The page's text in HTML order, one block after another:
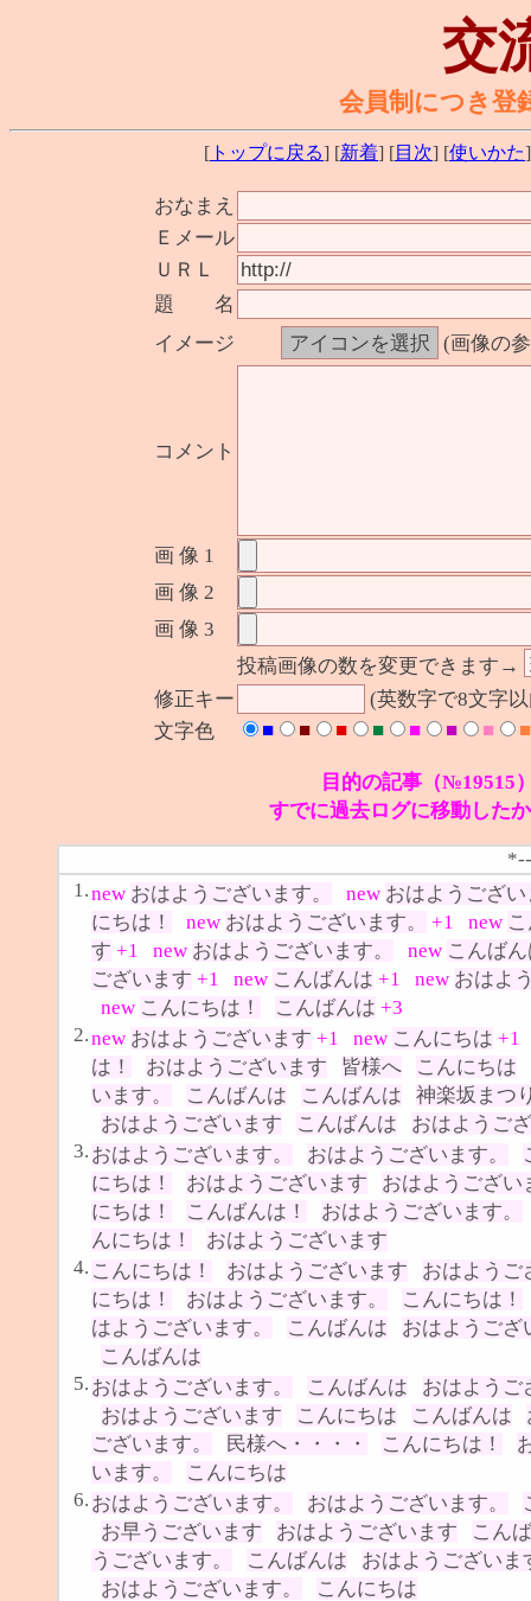
交
会員制につき登
[ トップに戻る] [新着] [目次] [使いかた
おなまえ
Ｅメール
ＵＲＬ
題 名
イメージ
(画像の
コメント
画 像 1
画 像 2
画 像 3
投稿画像の数を変更できます→
修正キー
(英数字で8文字
文字色
■ ■ ■ ■ ■ ■ ■ ■
目的の記事（№19515
すでに過去ログに移動した
1.new おはようございます。 new おはようござ
にちは！
new おはようございます。 +1 new
す +1 new おはようございます。 new こんば
ございます +1 new こんばんは +1 new おはよ
new こんにちは！ こんばんは +3
2.new おはようございます +1 new こんにちは +1
は！
おはようございます 皆様へ
こんにちは
います。
こんばんは こんばんは
神楽坂まつ
おはようございます
こんばんは
おはようご
3. おはようございます。 おはようございます。
にちは！
おはようございます
おはようござい
にちは！
こんばんは！
おはようございます。
んにちは！
おはようございます
4. こんにちは！ おはようございます
おはようご
にちは！
おはようございます。
こんにちは！
はようございます。
こんばんは
おはようござ
こんばんは
5. おはようございます。 こんばんは
おはようご
おはようございます
こんにちは こんばんは
ございます。
民様へ・・・・ こんにちは！
います。
こんにちは
6. おはようございます。 おはようございます。
お早うございます
おはようございます
こん
うございます。
こんばんは
おはようございま
おはようございます。
こんにちは